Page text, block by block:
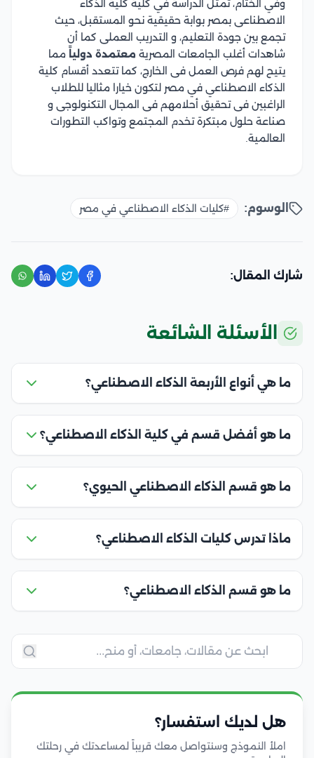
وفي الختام، تمثل الدراسة في كلية كلية الذكاء
الاصطناعى بمصر بوابة حقيقية نحو المستقبل، حيث
تجمع بين جودة التعليم، و التدريب العملى كما أن
شاهدات أغلب الجامعات المصرية معتمدة دولياً مما
يتيح لهم فرص العمل فى الخارج، كما تتعدد أقسام كلية
الذكاء الاصطناعي في مصر لتكون خيارا مثاليا للطلاب
الراغبين فى تحقيق أحلامهم فى المجال التكنولوجى و
صناعة حلول مبتكرة تخدم المجتمع وتواكب التطورات
العالمية.
الوسوم: #كليات الذكاء الاصطناعي في مصر
شارك المقال:
الأسئلة الشائعة
ما هي أنواع الأربعة الذكاء الاصطناعي؟
ما هو أفضل قسم في كلية الذكاء الاصطناعي؟
ما هو قسم الذكاء الاصطناعي الحيوي؟
ماذا تدرس كليات الذكاء الاصطناعي؟
ما هو قسم الذكاء الاصطناعي؟
هل لديك استفسار؟
املأ النموذج وسنتواصل معك قريباً لمساعدتك في رحلتك